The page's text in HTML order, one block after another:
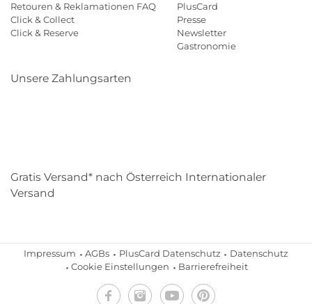
Retouren & Reklamationen FAQ
Click & Collect
Click & Reserve
PlusCard
Presse
Newsletter
Gastronomie
Unsere Zahlungsarten
Gratis Versand* nach Österreich Internationaler
Versand
Impressum AGBs PlusCard Datenschutz
Datenschutz
Cookie Einstellungen
Barrierefreiheit